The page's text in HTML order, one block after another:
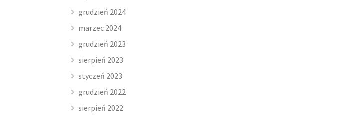
grudzień 2024
marzec 2024
grudzień 2023
sierpień 2023
styczeń 2023
grudzień 2022
sierpień 2022